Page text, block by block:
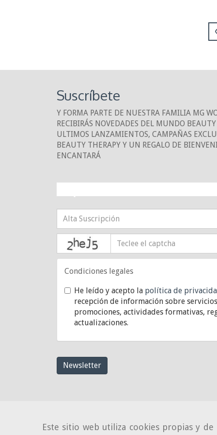
Este sitio web utiliza cookies propias y
Suscríbete
Y FORMA PARTE DE NUESTRA FAMILIA MG
RECIBIRÁS NOVEDADES DEL MUNDO
ULTIMOS LANZAMIENTOS, CAMPAÑAS
BEAUTY THERAPY Y UN REGALO DE
ENCANTARÁ
captcha
Condiciones legales
He leído y acepto la política de
recepción de información sobre
promociones, actividades formativas,
actualizaciones.
Newsletter